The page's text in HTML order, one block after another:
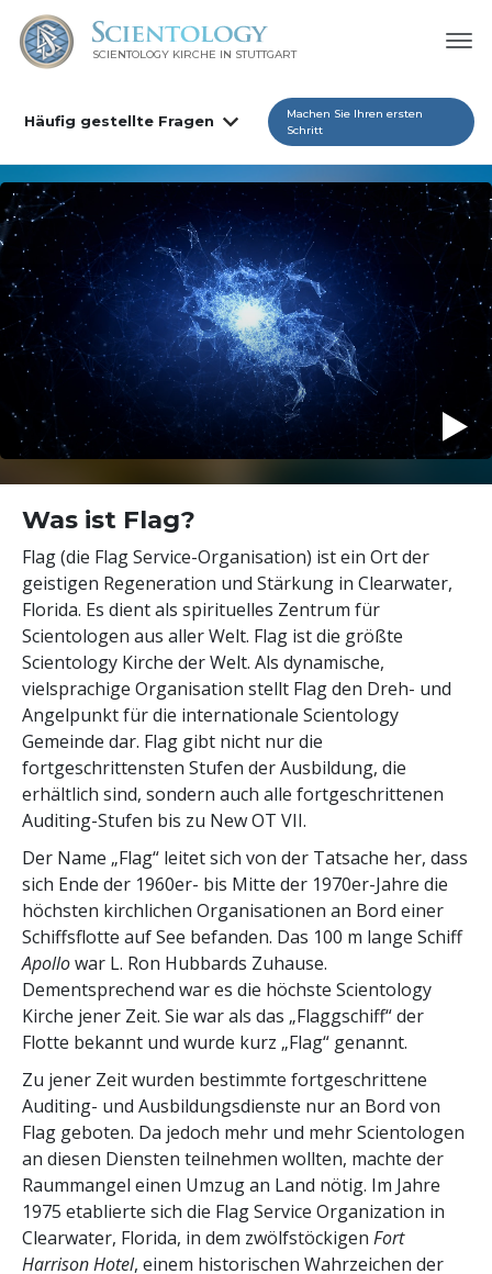
SCIENTOLOGY KIRCHE IN STUTTGART
Häufig gestellte Fragen
Machen Sie Ihren ersten
Schritt
Was ist Flag?
Flag (die Flag Service-Organisation) ist ein Ort der
geistigen Regeneration und Stärkung in Clearwater,
Florida. Es dient als spirituelles Zentrum für
Scientologen aus aller Welt. Flag ist die größte
Scientology Kirche der Welt. Als dynamische,
vielsprachige Organisation stellt Flag den Dreh- und
Angelpunkt für die internationale Scientology
Gemeinde dar. Flag gibt nicht nur die
fortgeschrittensten Stufen der Ausbildung, die
erhältlich sind, sondern auch alle fortgeschrittenen
Auditing-Stufen bis zu New OT VII.
Der Name „Flag“ leitet sich von der Tatsache her, dass
sich Ende der 1960er- bis Mitte der 1970er-Jahre die
höchsten kirchlichen Organisationen an Bord einer
Schiffsflotte auf See befanden. Das 100 m lange Schiff
Apollowar L. Ron Hubbards Zuhause.
Dementsprechend war es die höchste Scientology
Kirche jener Zeit. Sie war als das „Flaggschiff“ der
Flotte bekannt und wurde kurz „Flag“ genannt.
Zu jener Zeit wurden bestimmte fortgeschrittene
Auditing- und Ausbildungsdienste nur an Bord von
Flag geboten. Da jedoch mehr und mehr Scientologen
an diesen Diensten teilnehmen wollten, machte der
Raummangel einen Umzug an Land nötig. Im Jahre
1975 etablierte sich die Flag Service Organization in
Clearwater, Florida, in dem zwölfstöckigen Fort
Harrison Hotel, einem historischen Wahrzeichen der